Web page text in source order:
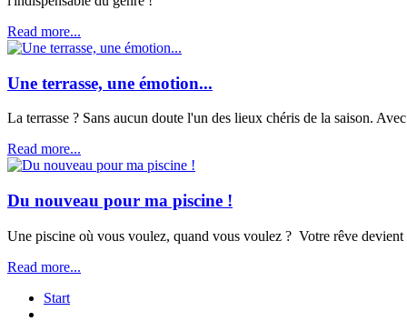
Read more...
Une terrasse, une émotion...
La terrasse ? Sans aucun doute l'un des lieux chéris de la saison.
Read more...
Du nouveau pour ma piscine !
Une piscine où vous voulez, quand vous voulez ? Votre rêve
Read more...
Start